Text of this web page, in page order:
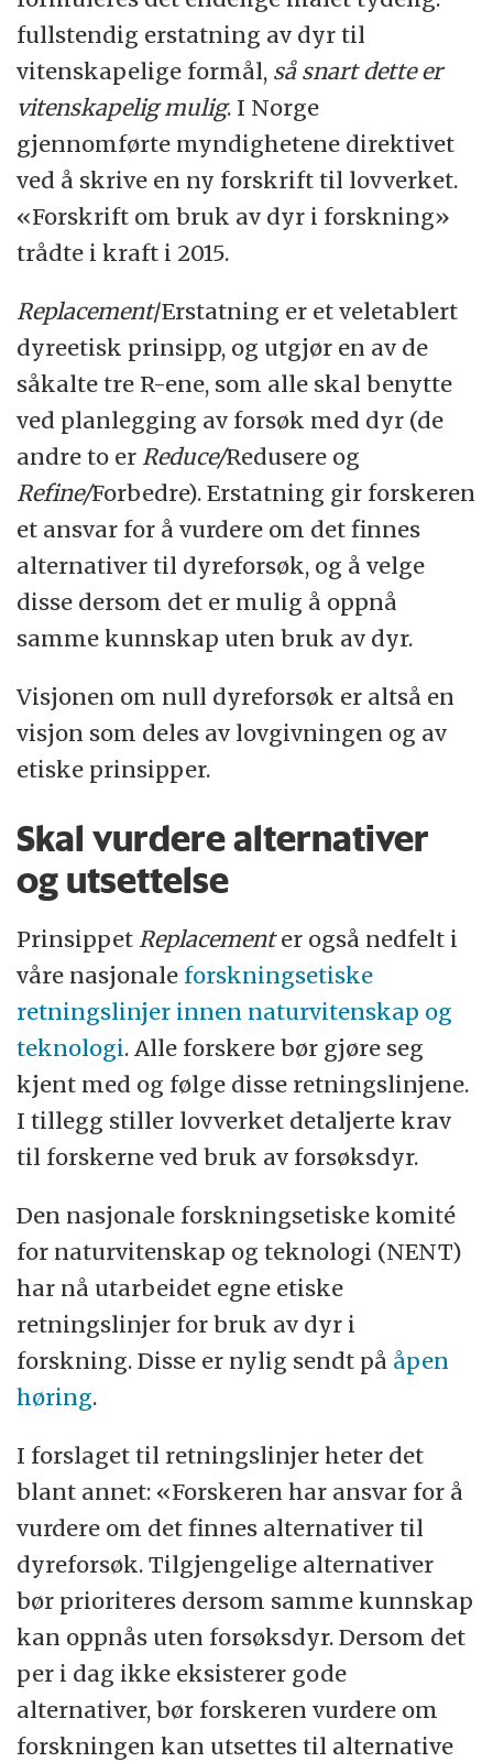
fullstendig erstatning av dyr til
vitenskapelige formål, så snart dette er
vitenskapelig mulig. I Norge
gjennomførte myndighetene direktivet
ved å skrive en ny forskrift til lovverket.
«Forskrift om bruk av dyr i forskning»
trådte i kraft i 2015.
Replacement/Erstatning er et veletablert
dyreetisk prinsipp, og utgjør en av de
såkalte tre R-ene, som alle skal benytte
ved planlegging av forsøk med dyr (de
andre to er Reduce/Redusere og
Refine/Forbedre). Erstatning gir forskeren
et ansvar for å vurdere om det finnes
alternativer til dyreforsøk, og å velge
disse dersom det er mulig å oppnå
samme kunnskap uten bruk av dyr.
Visjonen om null dyreforsøk er altså en
visjon som deles av lovgivningen og av
etiske prinsipper.
Skal vurdere alternativer
og utsettelse
Prinsippet Replacementer også nedfelt i
våre nasjonale forskningsetiske
retningslinjer innen naturvitenskap og
teknologi. Alle forskere bør gjøre seg
kjent med og følge disse retningslinjene.
I tillegg stiller lovverket detaljerte krav
til forskerne ved bruk av forsøksdyr.
Den nasjonale forskningsetiske komité
for naturvitenskap og teknologi (NENT)
har nå utarbeidet egne etiske
retningslinjer for bruk av dyr i
forskning. Disse er nylig sendt på åpen
høring.
I forslaget til retningslinjer heter det
blant annet: «Forskeren har ansvar for å
vurdere om det finnes alternativer til
dyreforsøk. Tilgjengelige alternativer
bør prioriteres dersom samme kunnskap
kan oppnås uten forsøksdyr. Dersom det
per i dag ikke eksisterer gode
alternativer, bør forskeren vurdere om
forskningen kan utsettes til alternative